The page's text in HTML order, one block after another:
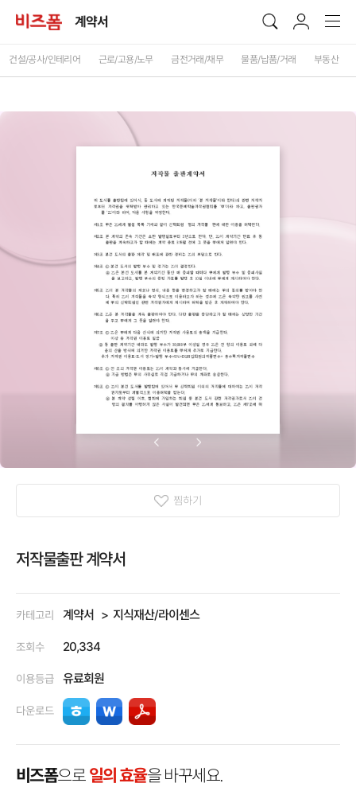
계약서
건설/공사/인테리어 근로/고용/노무 금전거래/채무 물품/납품/거래 부동산
찜하기
저작물출판 계약서
카테고리 계약서 지식재산/라이센스
조회수 20,334
이용등급 유료회원
다운로드
비즈폼으로 일의 효율을 바꾸세요.